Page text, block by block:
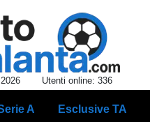
Utenti online: 336
A Esclusive TA